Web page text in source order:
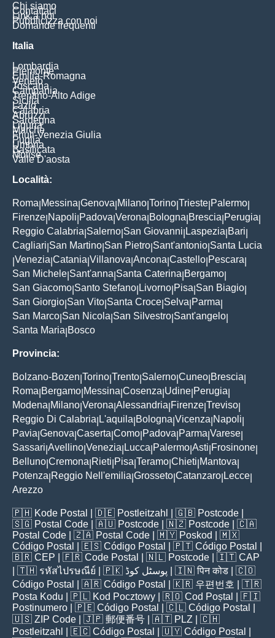
Chi siamo
Contattaci
Link a noi
Pubblicizza con noi
Domande frequenti
Italia
Lombardia
Piemonte
Emilia-Romagna
Veneto
Toscana
Campania
Trentino-Alto Adige
Sicilia
Lazio
Calabria
Abruzzi
Sardegna
Liguria
Marche
Friuli-Venezia Giulia
Puglia
Umbria
Basilicata
Molise
Valle D'aosta
Località:
Roma Messina Genova Milano Torino Trieste Palermo
Firenze Napoli Padova Verona Bologna Brescia Perugia
Reggio Calabria Salerno San Giovanni Laspezia Bari
Cagliari San Martino San Pietro Sant'antonio Santa Lucia
Venezia Catania Villanova Ancona Castello Pescara
San Michele Sant'anna Santa Caterina Bergamo
San Giacomo Santo Stefano Livorno Pisa San Biagio
San Giorgio San Vito Santa Croce Selva Parma
San Marco San Nicola San Silvestro Sant'angelo
Santa Maria Bosco
Provincia:
Bolzano-Bozen Torino Trento Salerno Cuneo Brescia
Roma Bergamo Messina Cosenza Udine Perugia
Modena Milano Verona Alessandria Firenze Treviso
Reggio Di Calabria L'aquila Bologna Vicenza Napoli
Pavia Genova Caserta Como Padova Parma Varese
Sassari Avellino Venezia Lucca Palermo Asti Frosinone
Belluno Cremona Rieti Pisa Teramo Chieti Mantova
Potenza Reggio Nell'emilia Grosseto Catanzaro Lecce
Arezzo
🇵🇭 Kode Postal | 🇩🇪 Postleitzahl | 🇬🇧 Postcode
🇸🇬 Postal Code | 🇦🇺 Postcode | 🇳🇿 Postcode | 🇨🇦
Postal Code | 🇿🇦 Postal Code | 🇲🇾 Poskod
| 🇲🇽
Código Postal
| 🇪🇸 Código Postal | 🇵🇹 Código Postal
🇧🇷 CEP | 🇫🇷 Code Postal | 🇳🇱 Postcode | 🇮🇹 CAP
| 🇹🇭 รหัสไปรษณีย์ | 🇵🇰 پوسٹل کوڈ | 🇮🇳पिन कोड | 🇨🇴
Código Postal
| 🇦🇷 Código Postal | 🇰🇷 우편번호
| 🇹🇷
Posta Kodu | 🇵🇱 Kod Pocztowy | 🇷🇴 Cod Poștal
| 🇫🇮
Postinumero | 🇵🇪 Código Postal | 🇨🇱 Código Postal
🇺🇸 ZIP Code | 🇯🇵 郵便番号 | 🇦🇹 PLZ | 🇨🇭
Postleitzahl
| 🇪🇨 Código Postal | 🇺🇾 Código Postal